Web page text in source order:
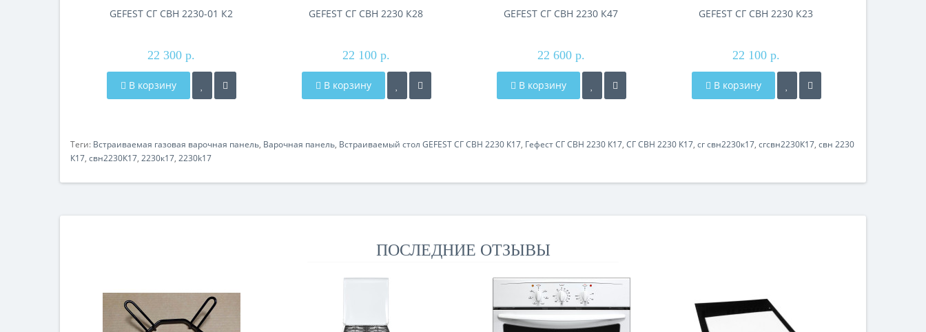
GEFEST СГ СВН 2230-01 К2
22 300 р.
В корзину
GEFEST СГ СВН 2230 К28
22 100 р.
В корзину
GEFEST СГ СВН 2230 К47
22 600 р.
В корзину
GEFEST СГ СВН 2230 К23
22 100 р.
В корзину
Теги: Встраиваемая газовая варочная панель, Варочная панель, Встраиваемый стол GEFEST СГ СВН 2230 К17, Гефест СГ СВН 2230 К17, СГ СВН 2230 К17, сг свн2230к17, сгсвн2230К17, свн 2230
К17, свн2230К17, 2230к17, 2230k17
ПОСЛЕДНИЕ ОТЗЫВЫ